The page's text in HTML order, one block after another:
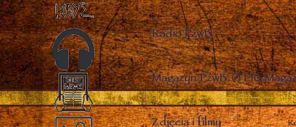
Radio PżwB–
Magazyn PżwB (TLIG
Zdjęcia i filmy–